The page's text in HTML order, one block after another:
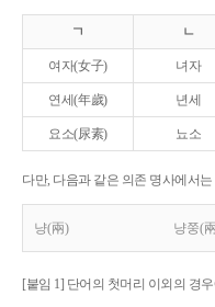
ㄱ ㄴ
여자(女子) 녀자
연세(年歲) 년세
요소(尿素) 뇨소
다만, 다음과 같은 의존 명사에서는
냥(兩) 냥쭝(
[붙임 1] 단어의 첫머리 이외의 경